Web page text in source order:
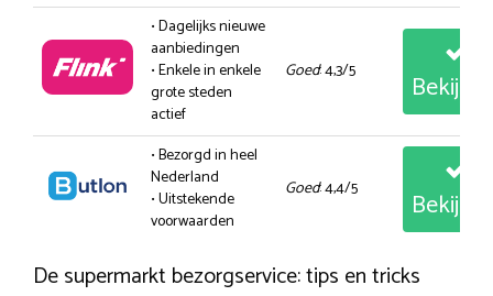
• Dagelijks nieuwe
aanbiedingen
• Enkele in enkele
grote steden
actief
Goed: 4,3/5
• Bezorgd in heel
Nederland
• Uitstekende
voorwaarden
Goed: 4,4/5
De supermarkt bezorgservice: tips en tricks